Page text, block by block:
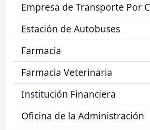
Empresa de Transporte Por
Estación de Autobuses
Farmacia
Farmacia Veterinaria
Institución Financiera
Oficina de la Administración